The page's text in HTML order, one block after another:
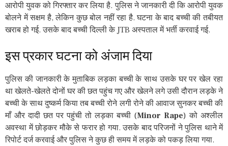
आरोपी युवक को गिरफ्तार कर लिया है. पुलिस ने जानकारी दी कि आरोपी युवक
बोलने में सक्षम है, लेकिन कुछ बोल नहीं रहा है. घटना के बाद बच्ची की तबीयत
खराब हो गई. उसके बाद बच्ची दिल्ली के JTB अस्पताल में भर्ती करवाई गई.
इस प्रकार घटना को अंजाम दिया
पुलिस की जानकारी के मुताबिक लड़का बच्ची के साथ उसके घर पर खेल रहा
था खेलते-खेलते दोनों घर की छत पहुंच गए और खेलने लगे उसी दौरान लड़के ने
बच्ची के साथ दुष्कर्म किया तब बच्ची रोने लगी रोने की आवाज सुनकर बच्ची की
माँ और दादी छत पर पहुंची तो लड़का बच्ची (Minor Rape) को अश्लील
अवस्था में छोड़कर मौके से फरार हो गया. उसके बाद परिजनों ने पुलिस थाने में
रिपोर्ट दर्ज करवाई और पुलिस ने कुछ ही समय में लड़के को पकड़ लिया गया.